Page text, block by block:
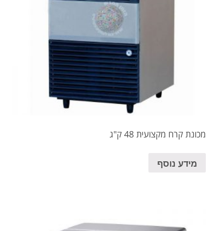
מכונת קרח מקצועית 48 ק"ג
מידע נוסף